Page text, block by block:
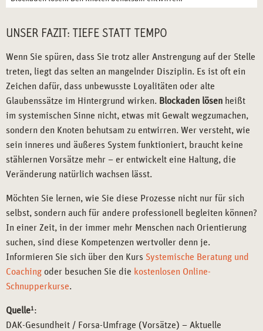
UNSER FAZIT: TIEFE STATT TEMPO
Wenn Sie spüren, dass Sie trotz aller Anstrengung auf der Stelle
treten, liegt das selten an mangelnder Disziplin. Es ist oft ein
Zeichen dafür, dass unbewusste Loyalitäten oder alte
Glaubenssätze im Hintergrund wirken. Blockaden lösen heißt
im systemischen Sinne nicht, etwas mit Gewalt wegzumachen,
sondern den Knoten behutsam zu entwirren. Wer versteht, wie
sein inneres und äußeres System funktioniert, braucht keine
stählernen Vorsätze mehr – er entwickelt eine Haltung, die
Veränderung natürlich wachsen lässt.
Möchten Sie lernen, wie Sie diese Prozesse nicht nur für sich
selbst, sondern auch für andere professionell begleiten können?
In einer Zeit, in der immer mehr Menschen nach Orientierung
suchen, sind diese Kompetenzen wertvoller denn je.
Informieren Sie sich über den Kurs Systemische Beratung und
Coaching oder besuchen Sie die kostenlosen Online-
Schnupperkurse.
Quelle1 :
DAK-Gesundheit / Forsa-Umfrage (Vorsätze) – Aktuelle